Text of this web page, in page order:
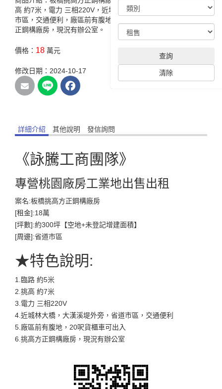
查詢
清除
高 約7米，電力 三相220V，近城林大橋，大漢溪堤外旁，省道
市區，交通便利，廠區前有腹地，20呎貨櫃車可出入，挑高方
正鋼構廠房，現況有辦公室。
價格： 18 萬元
修改日期：2024-10-17
詳細介紹 其他說明 發信詢問
《詠騰工商團隊》
專營桃園廠房工業地出售出租
案名:板橋挑高方正鋼構廠房
[租金]:18萬
[坪數]:約300坪【空地+未登記增建面積】
[周邊]:省道市區
★特色說明:
1.臨路 約5米
2.挑高 約7米
3.電力 三相220V
4.近城林大橋，大漢溪堤外旁，省道市區，交通便利
5.廠區前有腹地，20呎貨櫃車可出入
6.挑高方正鋼構廠房，現況有辦公室